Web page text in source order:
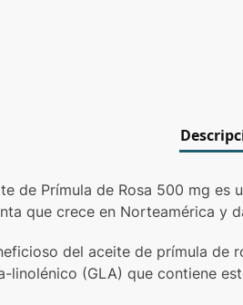
de Prímula de Rosa 500 mg
que crece en Norteamérica y
del aceite de prímula de
linolénico (GLA) que contiene